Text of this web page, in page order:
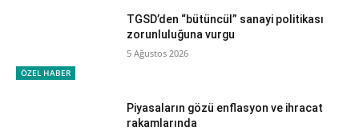
ÖZEL HABER
TGSD’den “bütüncül” sanayi politikası
zorunluluğuna vurgu
5 Ağustos 2026
Piyasaların gözü enflasyon ve ihracat
rakamlarında